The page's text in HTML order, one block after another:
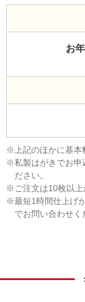
お
上記のほかに基
私製はがきでお申
ださい。
ご注文は10枚以上
最短1時間仕上げ
でお問い合わせく